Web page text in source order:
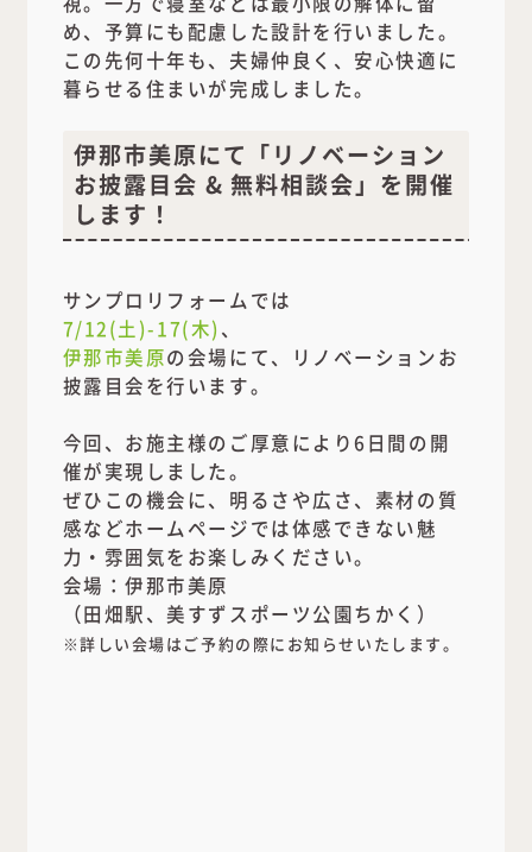
め、予算にも配慮した設計を行いました。
この先何十年も、夫婦仲良く、安心快適に
暮らせる住まいが完成しました。
伊那市美原にて「リノベーション
お披露目会 & 無料相談会」を開催
します！
サンプロリフォームでは
7/12(土)-17(木)、
伊那市美原の会場にて、リノベーションお
披露目会を行います。
今回、お施主様のご厚意により6日間の開
催が実現しました。
ぜひこの機会に、明るさや広さ、素材の質
感などホームページでは体感できない魅
力・雰囲気をお楽しみください。
会場：伊那市美原
（田畑駅、美すずスポーツ公園ちかく）
※詳しい会場はご予約の際にお知らせいたします。